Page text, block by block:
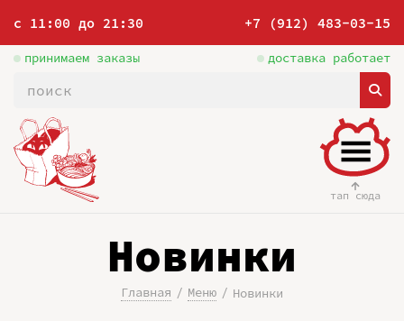
с 11:00 до 21:30 +7 (912) 483-03-15
принимаем заказы доставка работает
тап сюда
Новинки
Главная Меню Новинки